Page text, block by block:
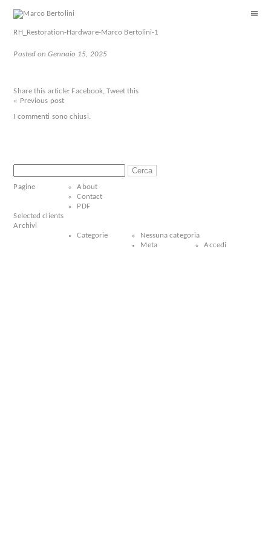
RH_Restoration-Hardware-Marco Bertolini-1
Posted on Gennaio 15, 2025
Share this article: Facebook,Tweet this
« Previous post
I commenti sono chiusi.
per:
Pagine
About
Contact
PDF
Selected clients
Archivi
Categorie
Nessuna categoria
Meta
Accedi